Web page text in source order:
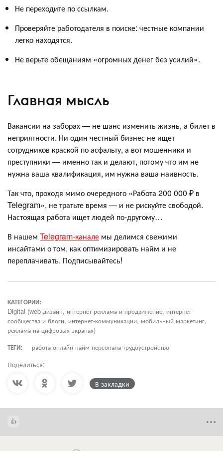
Не переходите по ссылкам.
Проверяйте работодателя в поиске: честные компании
легко находятся.
Не верьте обещаниям «огромных денег без усилий».
Главная мысль
Вакансии на заборах — не шанс изменить жизнь, а билет в
неприятности. Ни один честный бизнес не ищет
сотрудников краской по асфальту, а вот мошенники и
преступники — именно так и делают, потому что им не
нужна ваша квалификация, им нужна ваша наивность.
Так что, проходя мимо очередного «Работа 200 000 ₽ в
Telegram», не тратьте время — и не рискуйте свободой.
Настоящая работа ищет людей по-другому…
В нашем Telegram-канале мы делимся свежими
инсайтами о том, как оптимизировать найм и не
переплачивать. Подписывайтесь!
КАТЕГОРИИ:
Digital (web-дизайн, интернет-реклама и продвижение, интернет-
сообщества и блоги, интернет-коммуникации, мобильный маркетинг,
реклама на цифровых экранах)
ТЕГИ:
работа онлайн найм персонала трудоустройство
Поделиться:
В закладки